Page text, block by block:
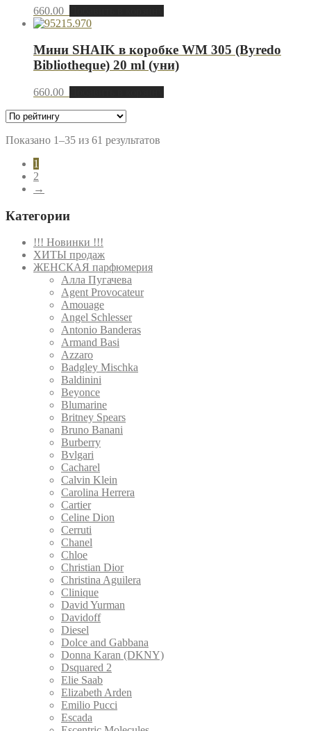
660.00
Мини SHAIK в коробке WM 305 (Byredo
Bibliotheque) 20 ml (уни)
660.00
Показано 1–35 из 61 результатов
1
2
→
Категории
!!! Новинки !!!
ХИТЫ продаж
ЖЕНСКАЯ парфюмерия
Алла Пугачева
Agent Provocateur
Amouage
Angel Schlesser
Antonio Banderas
Armand Basi
Azzaro
Badgley Mischka
Baldinini
Beyonce
Blumarine
Britney Spears
Bruno Banani
Burberry
Bvlgari
Cacharel
Calvin Klein
Carolina Herrera
Cartier
Celine Dion
Cerruti
Chanel
Chloe
Christian Dior
Christina Aguilera
Clinique
David Yurman
Davidoff
Diesel
Dolce and Gabbana
Donna Karan (DKNY)
Dsquared 2
Elie Saab
Elizabeth Arden
Emilio Pucci
Escada